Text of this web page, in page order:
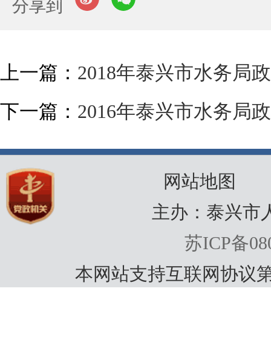
分享到
上一篇： 2018年泰兴市水务局
下一篇： 2016年泰兴市水务局
网站地图
主办：泰兴市
苏ICP备
本网站支持互联网协